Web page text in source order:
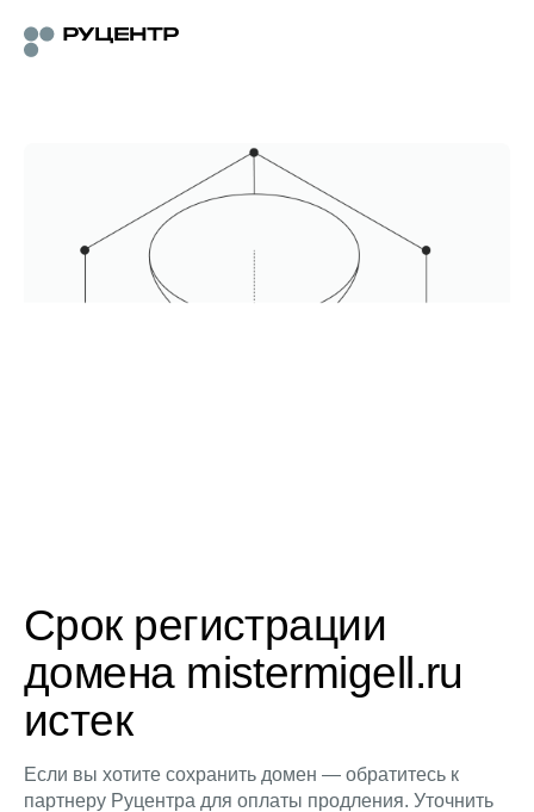
Срок регистрации
домена mistermigell.ru
истек
Если вы хотите сохранить домен — обратитесь к
партнеру Руцентра для оплаты продления. Уточнить